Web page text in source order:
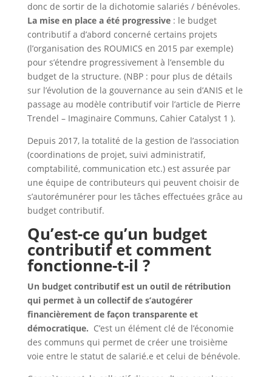
donc de sortir de la dichotomie salariés / bénévoles.
La mise en place a été progressive: le budget
contributif a d’abord concerné certains projets
(l’organisation des ROUMICS en 2015 par exemple)
pour s’étendre progressivement à l’ensemble du
budget de la structure. (NBP : pour plus de détails
sur l’évolution de la gouvernance au sein d’ANIS et le
passage au modèle contributif voir l’article de Pierre
Trendel – Imaginaire Communs, Cahier Catalyst 1 ).
Depuis 2017, la totalité de la gestion de l’association
(coordinations de projet, suivi administratif,
comptabilité, communication etc.) est assurée par
une équipe de contributeurs qui peuvent choisir de
s’autorémunérer pour les tâches effectuées grâce au
budget contributif.
Qu’est-ce qu’un budget
contributif et comment
fonctionne-t-il ?
Un budget contributif est un outil de rétribution
qui permet à un collectif de s’autogérer
financièrement de façon transparente et
démocratique. C’est un élément clé de l’économie
des communs qui permet de créer une troisième
voie entre le statut de salarié.e et celui de bénévole.